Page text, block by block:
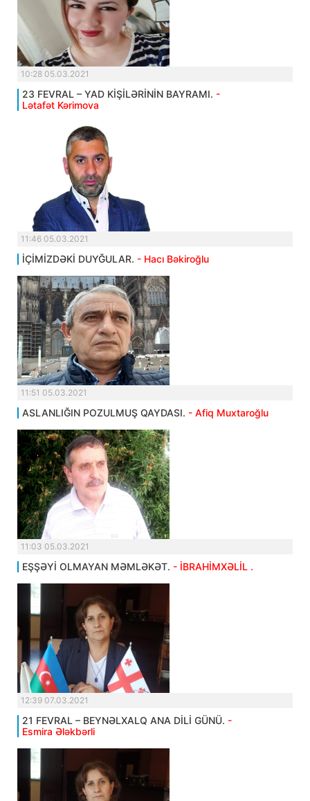
10:28 05.03.2021
23 FEVRAL – YAD KİŞİLƏRİNİN BAYRAMI. -
Lətafət Kərimova
11:46 05.03.2021
İÇİMİZDƏKİ DUYĞULAR. - Hacı Bəkiroğlu
11:51 05.03.2021
ASLANLIĞIN POZULMUŞ QAYDASI. - Afiq Muxtaroğlu
11:03 05.03.2021
EŞŞƏYİ OLMAYAN MƏMLƏKƏT. - İBRAHİMXƏLİL .
12:39 07.03.2021
21 FEVRAL – BEYNƏLXALQ ANA DİLİ GÜNÜ. -
Esmira Ələkbərli